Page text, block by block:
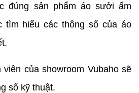
đúng sản phẩm áo sưởi ấm
tìm hiểu các thông số của áo
của showroom Vubaho sẽ
số kỹ thuật.